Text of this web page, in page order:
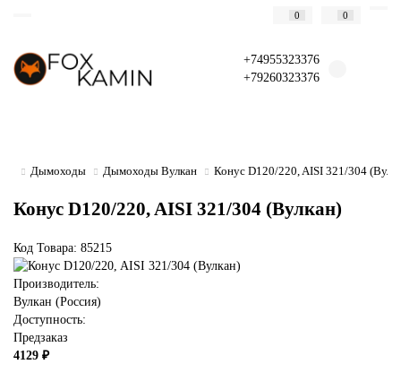
0 0
+74955323376
+79260323376
Дымоходы Дымоходы Вулкан Конус D120/220, AISI 321/304
Конус D120/220, AISI 321/304 (Вулкан)
Код Товара: 85215
Производитель:
Вулкан (Россия)
Доступность:
Предзаказ
4129 ₽